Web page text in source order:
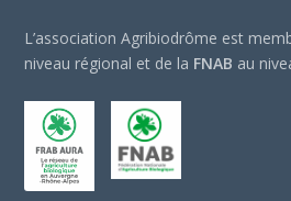
L’association Agribiodrôme est
niveau régional et de la FNAB au